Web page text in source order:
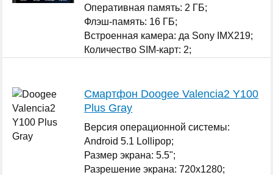
Оперативная память: 2 ГБ;
Флэш-память: 16 ГБ;
Встроенная камера: да Sony IMX219;
Количество SIM-карт: 2;
Смартфон Doogee Valencia2 Y100
Plus Gray
Версия операционной системы:
Android 5.1 Lollipop;
Размер экрана: 5.5";
Разрешение экрана: 720x1280;